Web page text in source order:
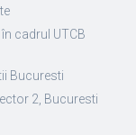
cadrul UTCB
Bucuresti
2, Bucuresti